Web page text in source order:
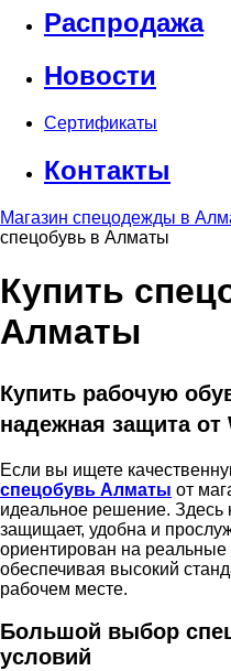
Распродажа
Новости
Сертификаты
Контакты
Магазин спецодежды в
спецобувь в Алматы
Купить
Алматы
Купить рабочую
надежная защита от
Если вы ищете
спецобувь Алматы от
идеальное решение. Здесь
защищает, удобна и
ориентирован на реальные
обеспечивая высокий
рабочем месте.
Большой выбор
условий